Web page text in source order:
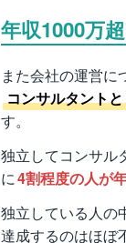
年収1000万
また会社の運営に
コンサルタント
す。
独立してコンサル
に4割程度の人が
独立している人の
達成するのはほぼ